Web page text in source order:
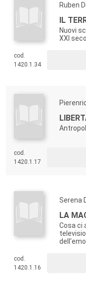
Ruben
IL
Nuovi
XXI
cod.
1420.1.34
cod.
1420.1.17
Serena
LA
Cosa ci
cod.
1420.1.16